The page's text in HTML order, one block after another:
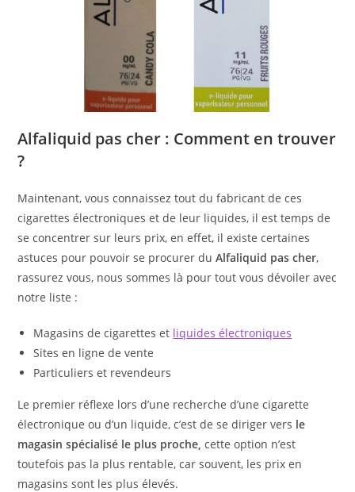
Alfaliquid pas cher : Comment en trouver
?
Maintenant, vous connaissez tout du fabricant de ces
cigarettes électroniques et de leur liquides, il est temps de
se concentrer sur leurs prix, en effet, il existe certaines
astuces pour pouvoir se procurer duAlfaliquid pas cher,
rassurez vous, nous sommes là pour tout vous dévoiler avec
notre liste :
Magasins de cigarettes et liquides électroniques
Sites en ligne de vente
Particuliers et revendeurs
Le premier réflexe lors d’une recherche d’une cigarette
électronique ou d’un liquide, c’est de se diriger vers le
magasin spécialisé le plus proche, cette option n’est
toutefois pas la plus rentable, car souvent, les prix en
magasins sont les plus élevés.